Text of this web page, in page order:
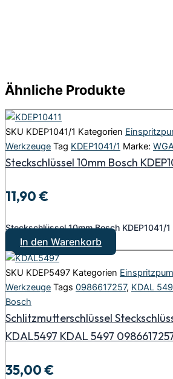
Ähnliche Produkte
SKU KDEP1041/1 Kategorien
Werkzeuge Tag KDEP1041/1 Marke:
Steckschlüssel 10mm Bosch
11,90€
Steckschlüssel 10mm Bosch KDEP1041/
In den Warenkorb
SKU KDEP5497 Kategorien
Werkzeuge Tags 0986617257, KDAL
Bosch
Schlitzmutterschlüssel
KDAL5497 KDAL 5497
35,00€